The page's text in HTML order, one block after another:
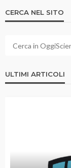
CERCA NEL SITO
ULTIMI ARTICOLI